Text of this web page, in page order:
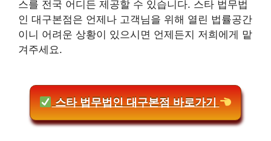
스를 전국 어디든 제공할 수 있습니다. 스타 법무법
인 대구본점은 언제나 고객님을 위해 열린 법률공간
이니 어려운 상황이 있으시면 언제든지 저희에게 맡
겨주세요.
스타 법무법인 대구본점 바로가기